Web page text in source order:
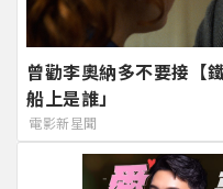
曾勸李奧納多不要接【
船上是誰」
電影新星聞